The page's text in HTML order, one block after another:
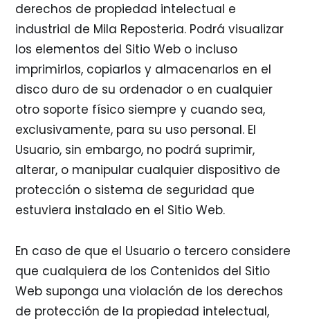
derechos de propiedad intelectual e
industrial de Mila Reposteria. Podrá visualizar
los elementos del Sitio Web o incluso
imprimirlos, copiarlos y almacenarlos en el
disco duro de su ordenador o en cualquier
otro soporte físico siempre y cuando sea,
exclusivamente, para su uso personal. El
Usuario, sin embargo, no podrá suprimir,
alterar, o manipular cualquier dispositivo de
protección o sistema de seguridad que
estuviera instalado en el Sitio Web.
En caso de que el Usuario o tercero considere
que cualquiera de los Contenidos del Sitio
Web suponga una violación de los derechos
de protección de la propiedad intelectual,